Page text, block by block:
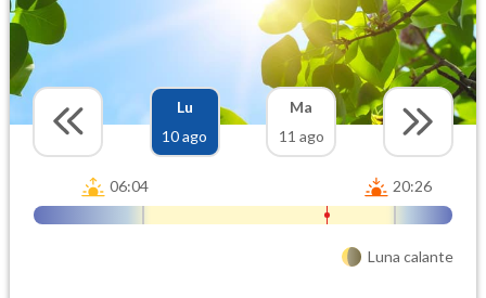
Lu
10 ago
Ma
11 ago
06:04 20:26
Luna calante